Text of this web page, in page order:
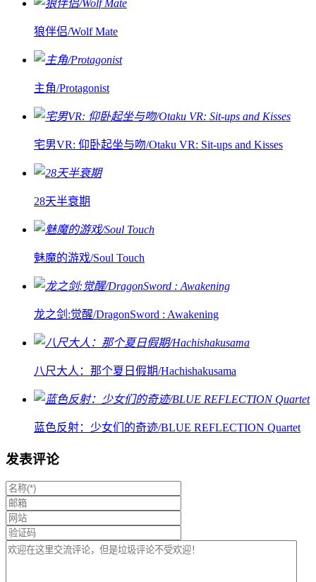
狼伴侣/Wolf Mate
主角/Protagonist
宅男VR: 仰卧起坐与吻/Otaku VR: Sit-ups and Kisses
28天半衰期
魅魔的游戏/Soul Touch
龙之剑:觉醒/DragonSword : Awakening
八尺大人：那个夏日假期/Hachishakusama
蓝色反射：少女们的奇迹/BLUE REFLECTION Quartet
发表评论